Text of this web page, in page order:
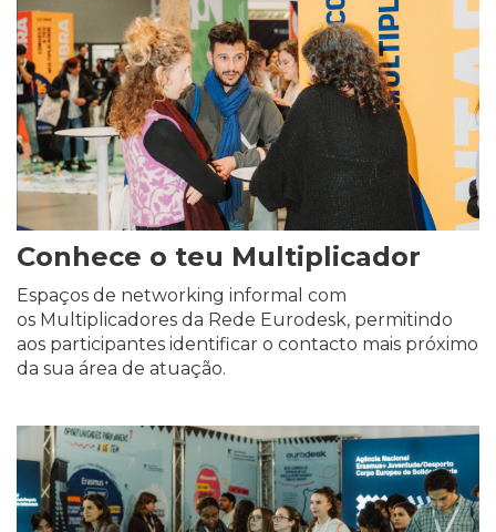
Conhece o teu Multiplicador
Espaços de networking informal com
os Multiplicadores da Rede Eurodesk, permitindo
aos participantes identificar o contacto mais próximo
da sua área de atuação.